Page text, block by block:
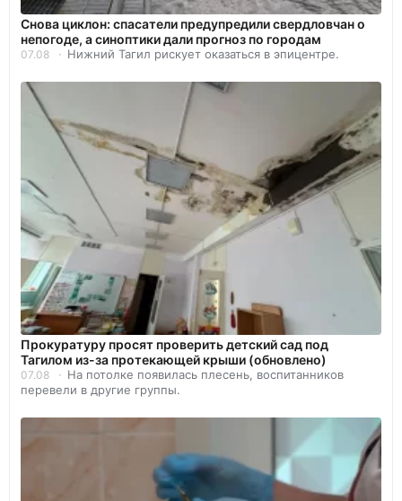
Снова циклон: спасатели предупредили свердловчан о
непогоде, а синоптики дали прогноз по городам
07.08 Нижний Тагил рискует оказаться в эпицентре.
Прокуратуру просят проверить детский сад под
Тагилом из-за протекающей крыши (обновлено)
07.08
На потолке появилась плесень, воспитанников
перевели в другие группы.